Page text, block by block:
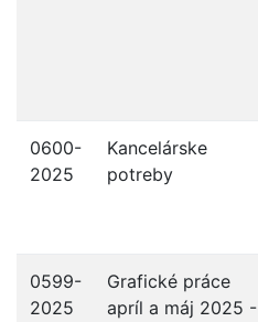
0600-
2025
Kancelárske
potreby
0599-
2025
Grafické práce
apríl a máj 2025 -